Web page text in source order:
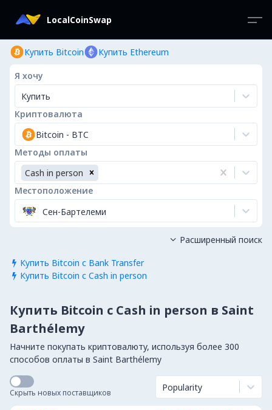
LocalCoinSwap
Купить Bitcoin Купить Ethereum
Я хочу
Купить
Криптовалюта
Bitcoin - BTC
Методы оплаты
Cash in person
Местоположение
Сен-Бартелеми
 Купить Bitcoin с Bank Transfer
 Купить Bitcoin с Cash in person
 Расширенный поиск
Купить Bitcoin с Cash in person в Saint
Barthélemy
Начните покупать криптовалюту, используя более 300
способов оплаты в Saint Barthélemy
Скрыть новых поставщиков Popularity